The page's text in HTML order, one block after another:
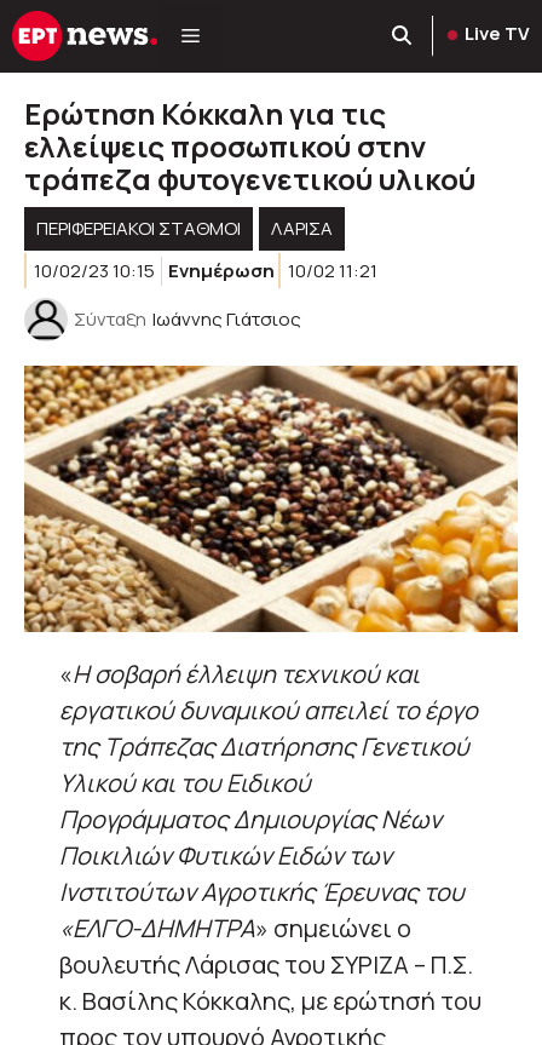
Μετάβαση
σε
Live TV
Ερώτηση Κόκκαλη για τις
ελλείψεις προσωπικού στην
τράπεζα φυτογενετικού υλικού
ΠΕΡΙΦΕΡΕΙΑΚΟΊ ΣΤΑΘΜΟΊ
ΛΑΡΙΣΑ
10/02/23 10:15
Ενημέρωση 10/02 11:21
Σύνταξη Ιωάννης Γιάτσιος
«Η σοβαρή έλλειψη τεχνικού και
εργατικού δυναμικού απειλεί το έργο
της Τράπεζας Διατήρησης Γενετικού
Υλικού και του Ειδικού
Προγράμματος Δημιουργίας Νέων
Ποικιλιών Φυτικών Ειδών των
Ινστιτούτων Αγροτικής Έρευνας του
«ΕΛΓΟ-ΔΗΜΗΤΡΑ» σημειώνει ο
βουλευτής Λάρισας του ΣΥΡΙΖΑ – Π.Σ.
κ. Βασίλης Κόκκαλης, με ερώτησή του
προς τον υπουργό Αγροτικής